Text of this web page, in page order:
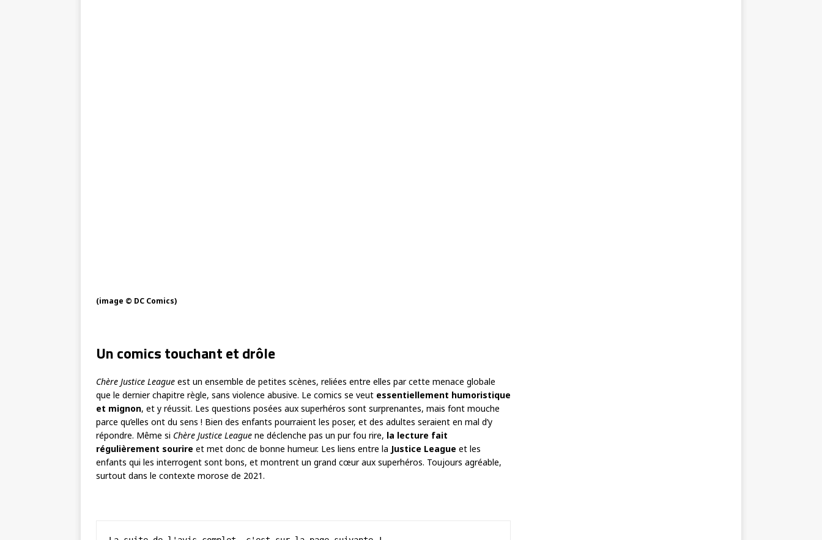
(image © DC Comics)
Un comics touchant et drôle
Chère Justice League est un ensemble de petites scènes, reliées entre elles par cette menace globale
que le dernier chapitre règle, sans violence abusive. Le comics se veut essentiellement humoristique
et mignon, et y réussit. Les questions posées aux superhéros sont surprenantes, mais font mouche
parce qu’elles ont du sens ! Bien des enfants pourraient les poser, et des adultes seraient en mal d’y
répondre. Même si Chère Justice League ne déclenche pas un pur fou rire, la lecture fait
régulièrement sourire et met donc de bonne humeur. Les liens entre la Justice League et les
enfants qui les interrogent sont bons, et montrent un grand cœur aux superhéros. Toujours agréable,
surtout dans le contexte morose de 2021.